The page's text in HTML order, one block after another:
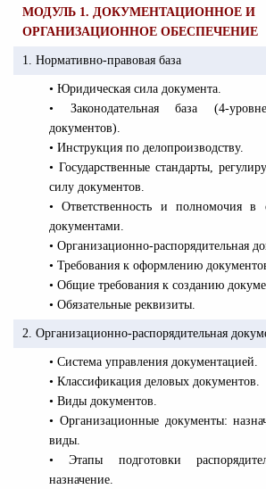
МОДУЛЬ 1. ДОКУМЕНТАЦИОННОЕ И
ОРГАНИЗАЦИОННОЕ ОБЕСПЕЧЕНИЕ
1. Нормативно-правовая база
• Юридическая сила документа.
• Законодательная база (4-
документов).
• Инструкция по делопроизводству.
• Государственные стандарты,
силу документов.
• Ответственность и полномочия в
документами.
• Организационно-распорядительная
• Требования к оформлению
• Общие требования к созданию
• Обязательные реквизиты.
2. Организационно-распорядительная
• Система управления документацией.
• Классификация деловых документов.
• Виды документов.
• Организационные документы:
виды.
• Этапы подготовки
назначение.